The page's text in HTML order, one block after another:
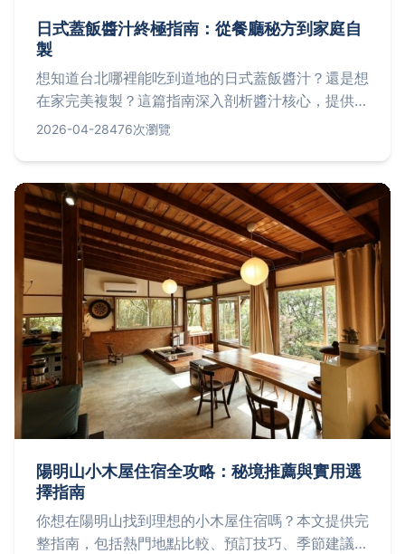
日式蓋飯醬汁終極指南：從餐廳秘方到家庭自
製
想知道台北哪裡能吃到道地的日式蓋飯醬汁？還是想
在家完美複製？這篇指南深入剖析醬汁核心，提供餐
廳實訪與精準配方，一次解決你的所有疑問。
2026-04-28476次瀏覽
陽明山小木屋住宿全攻略：秘境推薦與實用選
擇指南
你想在陽明山找到理想的小木屋住宿嗎？本文提供完
整指南，包括熱門地點比較、預訂技巧、季節建議，